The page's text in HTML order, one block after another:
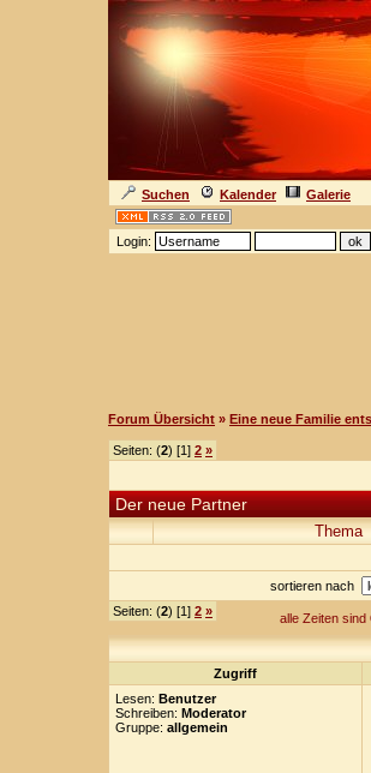
Suchen Kalender
Galerie
Login:
Forum Übersicht » Eine neue Familie
Seiten: (2) [1] 2 »
Der neue Partner
Thema
sortieren nach
Seiten: (2) [1] 2 » alle Zeiten sind
Zugriff
Lesen: Benutzer
Schreiben: Moderator
Gruppe: allgemein